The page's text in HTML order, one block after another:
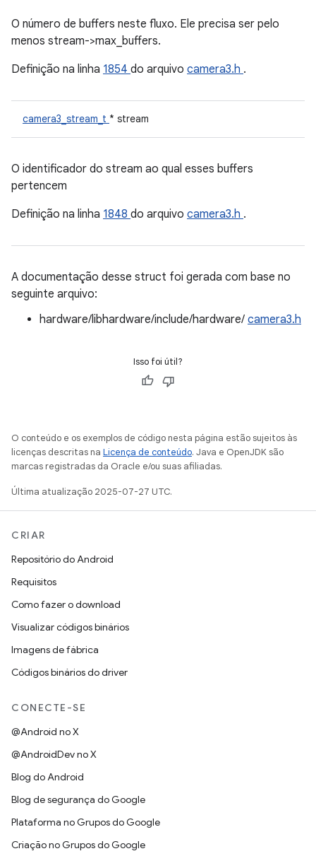
O número de buffers neste fluxo. Ele precisa ser pelo
menos stream->max_buffers.
Definição na linha 1854 do arquivo camera3.h .
camera3_stream_t * stream
O identificador do stream ao qual esses buffers
pertencem
Definição na linha 1848 do arquivo camera3.h .
A documentação desse struct foi gerada com base no
seguinte arquivo:
hardware/libhardware/include/hardware/ camera3.h
Isso foi útil?
O conteúdo e os exemplos de código nesta página estão sujeitos às
licenças descritas na Licença de conteúdo. Java e OpenJDK são
marcas registradas da Oracle e/ou suas afiliadas.
Última atualização 2025-07-27 UTC.
CRIAR
Repositório do Android
Requisitos
Como fazer o download
Visualizar códigos binários
Imagens de fábrica
Códigos binários do driver
CONECTE-SE
@Android no X
@AndroidDev no X
Blog do Android
Blog de segurança do Google
Plataforma no Grupos do Google
Criação no Grupos do Google